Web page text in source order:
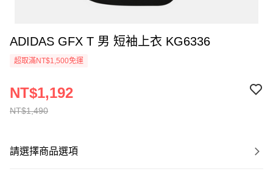
ADIDAS GFX T 男 短袖上衣 KG6336
超取滿NT$1,500免運
NT$1,490
NT$1,192
請選擇商品選項